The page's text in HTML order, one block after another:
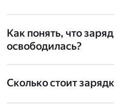
Как понять, что
освободилась?
Сколько стоит